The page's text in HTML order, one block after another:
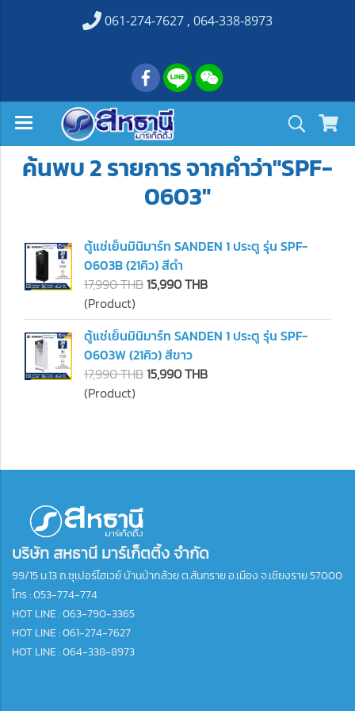
061-274-7627 , 064-338-8973
ค้นพบ 2 รายการ จากคำว่า"SPF-
0603"
ตู้แช่เย็นมินิมาร์ท SANDEN 1 ประตู รุ่น SPF-
0603B (21คิว) สีดำ
17,990 THB15,990 THB
(Product)
ตู้แช่เย็นมินิมาร์ท SANDEN 1 ประตู รุ่น SPF-
0603W (21คิว) สีขาว
17,990 THB15,990 THB
(Product)
บริษัท สหธานี มาร์เก็ตติ้ง จำกัด
99/15 ม.13 ถ.ซุเปอร์ไฮเวย์ บ้านป่ากล้วย ต.สันทราย อ.เมือง จ.เชียงราย 57000
โทร :053-774-774
HOT LINE : 063-790-3365
HOT LINE : 061-274-7627
HOT LINE : 064-338-8973